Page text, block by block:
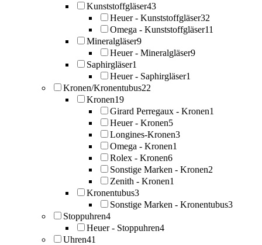
Kunststoffgläser43
Heuer - Kunststoffgläser32
Omega - Kunststoffgläser11
Mineralgläser9
Heuer - Mineralgläser9
Saphirgläser1
Heuer - Saphirgläser1
Kronen/Kronentubus22
Kronen19
Girard Perregaux - Kronen1
Heuer - Kronen5
Longines-Kronen3
Omega - Kronen1
Rolex - Kronen6
Sonstige Marken - Kronen2
Zenith - Kronen1
Kronentubus3
Sonstige Marken - Kronentubus3
Stoppuhren4
Heuer - Stoppuhren4
Uhren41